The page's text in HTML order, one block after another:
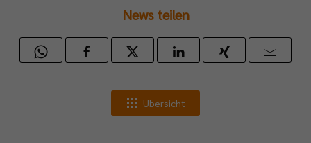
News teilen
Übersicht